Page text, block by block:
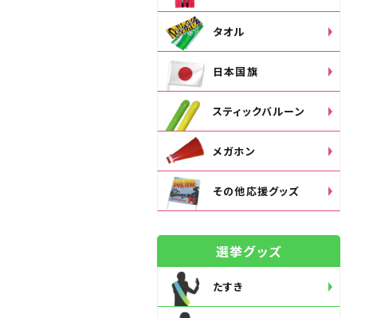
タオル
日本国旗
スティックバルーン
メガホン
その他応援グッズ
選挙グッズ
たすき